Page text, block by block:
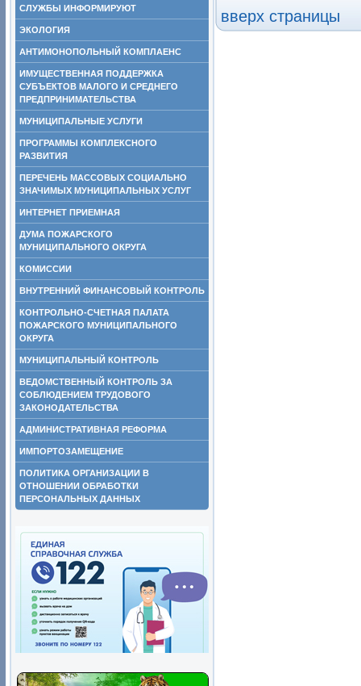
СЛУЖБЫ ИНФОРМИРУЮТ
ЭКОЛОГИЯ
АНТИМОНОПОЛЬНЫЙ КОМПЛАЕНС
ИМУЩЕСТВЕННАЯ ПОДДЕРЖКА
СУБЪЕКТОВ МАЛОГО И СРЕДНЕГО
ПРЕДПРИНИМАТЕЛЬСТВА
МУНИЦИПАЛЬНЫЕ УСЛУГИ
ПРОГРАММЫ КОМПЛЕКСНОГО
РАЗВИТИЯ
ПЕРЕЧЕНЬ МАССОВЫХ СОЦИАЛЬНО
ЗНАЧИМЫХ МУНИЦИПАЛЬНЫХ УСЛУГ
ИНТЕРНЕТ ПРИЕМНАЯ
ДУМА ПОЖАРСКОГО
МУНИЦИПАЛЬНОГО ОКРУГА
КОМИССИИ
ВНУТРЕННИЙ ФИНАНСОВЫЙ КОНТРОЛЬ
КОНТРОЛЬНО-СЧЕТНАЯ ПАЛАТА
ПОЖАРСКОГО МУНИЦИПАЛЬНОГО
ОКРУГА
МУНИЦИПАЛЬНЫЙ КОНТРОЛЬ
ВЕДОМСТВЕННЫЙ КОНТРОЛЬ ЗА
СОБЛЮДЕНИЕМ ТРУДОВОГО
ЗАКОНОДАТЕЛЬСТВА
АДМИНИСТРАТИВНАЯ РЕФОРМА
ИМПОРТОЗАМЕЩЕНИЕ
ПОЛИТИКА ОРГАНИЗАЦИИ В
ОТНОШЕНИИ ОБРАБОТКИ
ПЕРСОНАЛЬНЫХ ДАННЫХ
вверх страницы